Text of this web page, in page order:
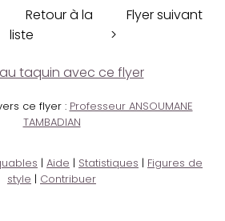
Retour à la
liste
Flyer suivant
>
taquin avec ce flyer
ce flyer : Professeur ANSOUMANE
TAMBADIAN
| Aide | Statistiques | Figures de
style | Contribuer